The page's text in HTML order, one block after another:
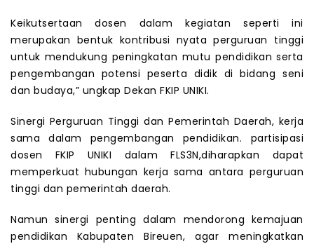
Keikutsertaan dosen dalam kegiatan seperti ini
merupakan bentuk kontribusi nyata perguruan tinggi
untuk mendukung peningkatan mutu pendidikan serta
pengembangan potensi peserta didik di bidang seni
dan budaya,” ungkap Dekan FKIP UNIKI.
Sinergi Perguruan Tinggi dan Pemerintah Daerah, kerja
sama dalam pengembangan pendidikan. partisipasi
dosen FKIP UNIKI dalam FLS3N,diharapkan dapat
memperkuat hubungan kerja sama antara perguruan
tinggi dan pemerintah daerah.
Namun sinergi penting dalam mendorong kemajuan
pendidikan Kabupaten Bireuen, agar meningkatkan